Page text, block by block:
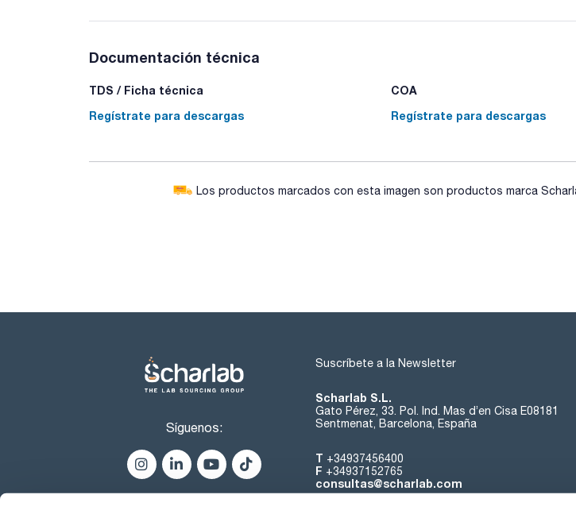
Documentación técnica
TDS / Ficha técnica
Regístrate para descargas
COA
Regístrate para descargas
Los productos marcados con esta imagen son productos marca
Síguenos:
Suscríbete a la Newsletter
Scharlab S.L.
Gato Pérez, 33. Pol. Ind. Mas d’en Cisa E08181
Sentmenat, Barcelona, España
T +34937456400
F +34937152765
consultas@scharlab.com